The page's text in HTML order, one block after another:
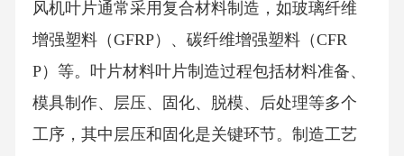
风机叶片通常采用复合材料制造，如玻璃纤维
增强塑料（GFRP）、碳纤维增强塑料（CFR
P）等。叶片材料叶片制造过程包括材料准备、
模具制作、层压、固化、脱模、后处理等多个
工序，其中层压和固化是关键环节。制造工艺